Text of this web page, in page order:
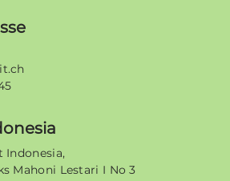
Indonesia,
Mahoni Lestari I No 3